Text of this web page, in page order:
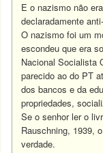
E o nazismo não
declaradamente
O nazismo foi um
escondeu que era
Nacional Socialista
parecido ao do PT
dos bancos e da
propriedades,
Se o senhor ler o
Rauschning, 1939,
verdade.